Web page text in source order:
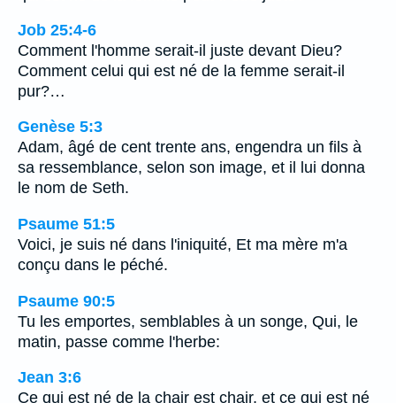
Job 25:4-6
Comment l'homme serait-il juste devant Dieu?
Comment celui qui est né de la femme serait-il
pur?…
Genèse 5:3
Adam, âgé de cent trente ans, engendra un fils à
sa ressemblance, selon son image, et il lui donna
le nom de Seth.
Psaume 51:5
Voici, je suis né dans l'iniquité, Et ma mère m'a
conçu dans le péché.
Psaume 90:5
Tu les emportes, semblables à un songe, Qui, le
matin, passe comme l'herbe:
Jean 3:6
Ce qui est né de la chair est chair, et ce qui est né